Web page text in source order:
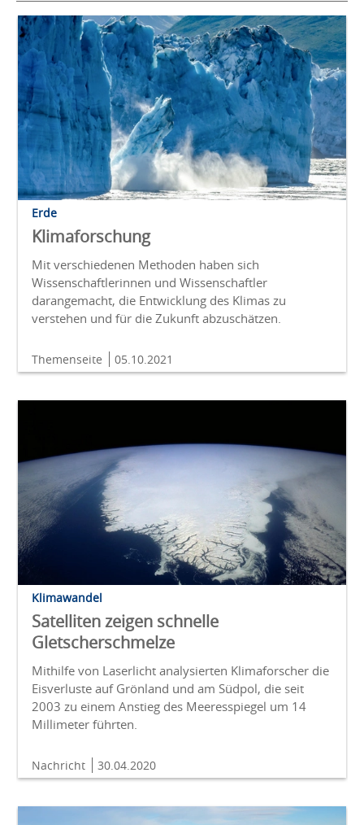
Erde
Klimaforschung
Mit verschiedenen Methoden haben sich
Wissenschaftlerinnen und Wissenschaftler
darangemacht, die Entwicklung des Klimas zu
verstehen und für die Zukunft abzuschätzen.
Themenseite 05.10.2021
Klimawandel
Satelliten zeigen schnelle
Gletscherschmelze
Mithilfe von Laserlicht analysierten Klimaforscher die
Eisverluste auf Grönland und am Südpol, die seit
2003 zu einem Anstieg des Meeresspiegel um 14
Millimeter führten.
Nachricht 30.04.2020